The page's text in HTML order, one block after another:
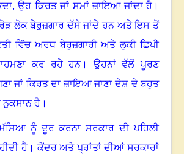
, ਉਹ ਕਿਰਤ ਜਾਂ ਸਮਾਂ ਜ਼ਾਇਆ ਜਾਂਦਾ ਹੈ।
ਲੋਕ ਬੇਰੁਜ਼ਗਾਰ ਦੱਸੇ ਜਾਂਦੇ ਹਨ ਅਤੇ ਇਸ ਤੋਂ
ਵਿੱਚ ਅਰਧ ਬੇਰੁਜ਼ਗਾਰੀ ਅਤੇ ਲੁਕੀ ਛਿਪੀ
ਕਰ ਰਹੇ ਹਨ। ਉਹਨਾਂ ਵੱਲੋਂ ਪੂਰਣ
ਜਾਂ ਕਿਰਤ ਦਾ ਜ਼ਾਇਆ ਜਾਣਾ ਦੇਸ਼ ਦੇ ਬਹੁਤ
ਨੁਕਸਾਨ ਹੈ।
ਨੂੰ ਦੂਰ ਕਰਨਾ ਸਰਕਾਰ ਦੀ ਪਹਿਲੀ
ਹੈ। ਕੇਂਦਰ ਅਤੇ ਪ੍ਰਾਂਤਾਂ ਦੀਆਂ ਸਰਕਾਰਾਂ